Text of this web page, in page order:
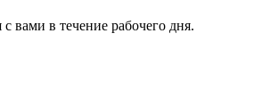
вами в течение рабочего дня.